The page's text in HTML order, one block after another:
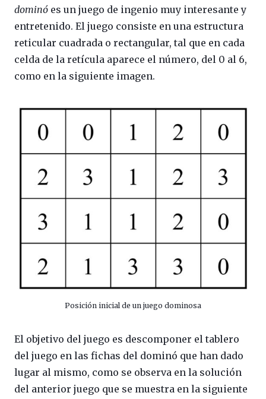
dominó es un juego de ingenio muy interesante y
entretenido. El juego consiste en una estructura
reticular cuadrada o rectangular, tal que en cada
celda de la retícula aparece el número, del 0 al 6,
como en la siguiente imagen.
Posición inicial de un juego dominosa
El objetivo del juego es descomponer el tablero
del juego en las fichas del dominó que han dado
lugar al mismo, como se observa en la solución
del anterior juego que se muestra en la siguiente